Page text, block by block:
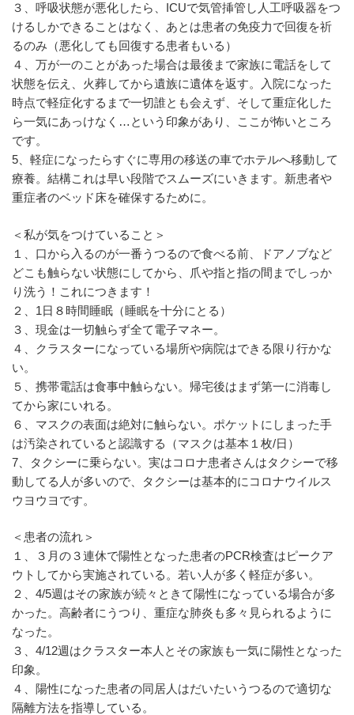
３、呼吸状態が悪化したら、ICUで気管挿管し人工呼吸器をつ
けるしかできることはなく、あとは患者の免疫力で回復を祈
るのみ（悪化しても回復する患者もいる）
４、万が一のことがあった場合は最後まで家族に電話をして
状態を伝え、火葬してから遺族に遺体を返す。入院になった
時点で軽症化するまで一切誰とも会えず、そして重症化した
ら一気にあっけなく…という印象があり、ここが怖いところ
です。
5、軽症になったらすぐに専用の移送の車でホテルへ移動して
療養。結構これは早い段階でスムーズにいきます。新患者や
重症者のベッド床を確保するために。
＜私が気をつけていること＞
１、口から入るのが一番うつるので食べる前、ドアノブなど
どこも触らない状態にしてから、爪や指と指の間までしっか
り洗う！これにつきます！
２、1日８時間睡眠（睡眠を十分にとる）
３、現金は一切触らず全て電子マネー。
４、クラスターになっている場所や病院はできる限り行かな
い。
５、携帯電話は食事中触らない。帰宅後はまず第一に消毒し
てから家にいれる。
６、マスクの表面は絶対に触らない。ポケットにしまった手
は汚染されていると認識する（マスクは基本１枚/日）
7、タクシーに乗らない。実はコロナ患者さんはタクシーで移
動してる人が多いので、タクシーは基本的にコロナウイルス
ウヨウヨです。
＜患者の流れ＞
１、３月の３連休で陽性となった患者のPCR検査はピークア
ウトしてから実施されている。若い人が多く軽症が多い。
２、4/5週はその家族が続々ときて陽性になっている場合が多
かった。高齢者にうつり、重症な肺炎も多々見られるように
なった。
３、4/12週はクラスター本人とその家族も一気に陽性となった
印象。
４、陽性になった患者の同居人はだいたいうつるので適切な
隔離方法を指導している。